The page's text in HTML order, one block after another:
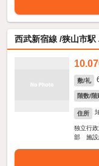
西武新宿線 /狭山市
敷/礼
階数/階
住所
独立行
部 施設